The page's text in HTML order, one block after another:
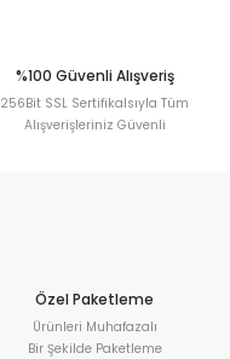
%100 Güvenli Alışveriş
256Bit SSL Sertifikalsıyla Tüm
Alışverişleriniz Güvenli
Özel Paketleme
Ürünleri Muhafazalı
Bir Şekilde Paketleme